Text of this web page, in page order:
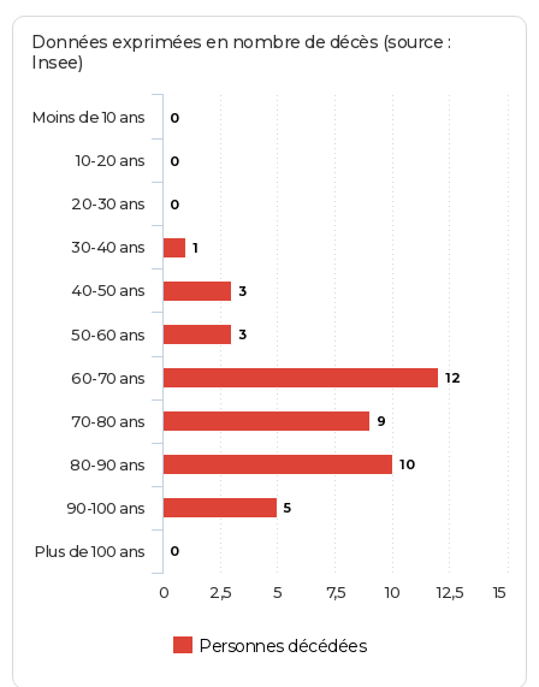
Données exprimées en nombre de décès (source :
Insee)
0
0
0
1
3
3
12
9
10
5
0
Personnes décédées
Moins de 10 ans
10-20 ans
20-30 ans
30-40 ans
40-50 ans
50-60 ans
60-70 ans
70-80 ans
80-90 ans
90-100 ans
Plus de 100 ans
0 2,5 5 7,5 10 12,5 15